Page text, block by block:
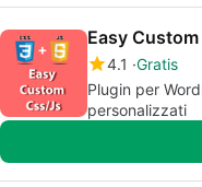
Easy
4.1 Gratis
Plugin per
personalizzati